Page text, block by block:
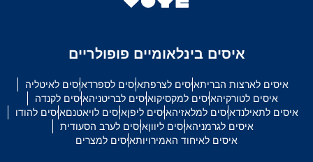
איסים בינלאומיים פופולריים
איסים לארצות הבריתאיסים לצרפתאיסים לספרדאיסים לאיטליה
איסים לטורקיהאיסים למקסיקואיסים לבריטניהאיסים לקנדה
איסים לתאילנדאיסים למלאזיהאיסים ליפןאיסים לויאטנםאיסים להודו
איסים לגרמניהאיסים ליווןאיסים לערב הסעודית
איסים לאיחוד האמירויותאיסים למצרים